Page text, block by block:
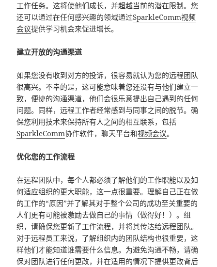
工作任务。这将使他们成长，并超越当前的潜在限制。您
还可以通过在任何感兴趣的领域通过SparkleComm视频
会议提供学习机会来促进增长。
建立开放的沟通渠道
如果您没有收到对方的投诉，很容易就认为您的远程团队
很高兴。不幸的是，这可能意味着您还没有与他们建立一
致，便捷的沟通渠道，他们会很乐意提出自己遇到的任何
问题。同样，远程工作者经常感到与同事之间的脱节。确
保您利用技术来保持所有人之间的相互联系，包括
SparkleComm协作软件，聊天平台和视频会议。
优化您的工作流程
在远程团队中，每个人都必须了解他们的工作职能以及如
何适应组织的更大职能，这一点很重要。理解自己正在做
的工作的“原因”并了解其对于整个公司的成功至关重要的
人们更有可能被激励去做自己的事情（做得好！）。组
织，请确保您更新了工作流程，并将其传达给远程团队。
对于远程员工来说，了解组织内的团队结构也很重要，这
样他们才能知道谁需要什么信息。为避免沟通不畅，请确
保对团队进行任何更改，并在适用的情况下提供更改背后